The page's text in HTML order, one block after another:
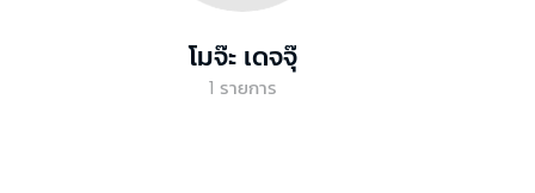
โมจ๊ะ เดจจุ๊
1 รายการ